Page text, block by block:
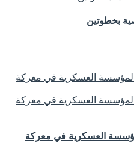
بخطوتين
العسكرية في معركة